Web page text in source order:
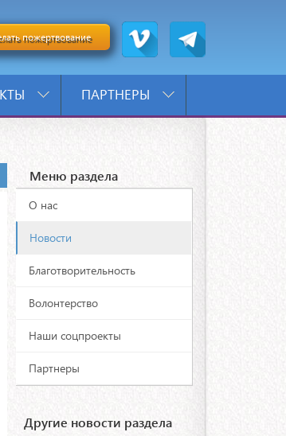
пожертвование
ПАРТНЕРЫ
Меню раздела
О нас
Новости
Благотворительность
Волонтерство
Наши соцпроекты
Партнеры
Другие новости раздела